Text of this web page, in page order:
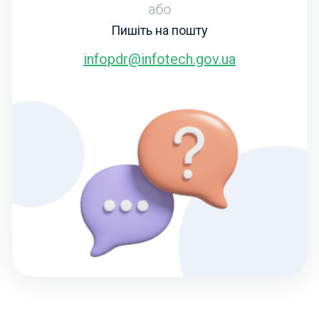
або
Пишіть на пошту
infopdr@infotech.gov.ua